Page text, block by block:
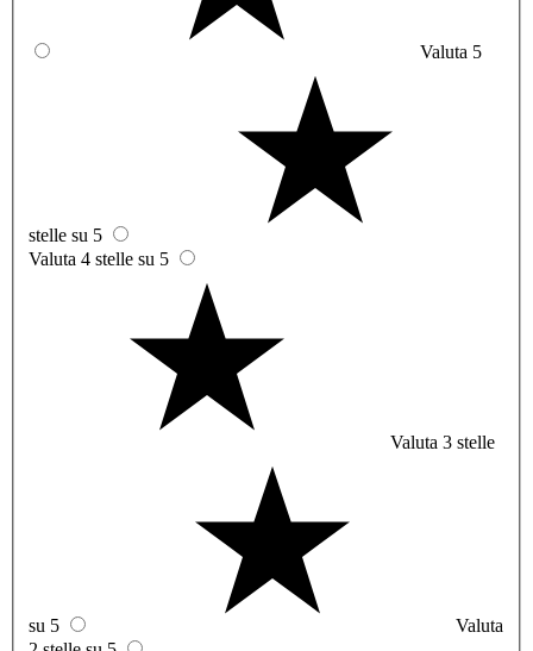
Valuta 5
stelle su 5
Valuta 4 stelle su 5
Valuta 3 stelle
su 5
Valuta